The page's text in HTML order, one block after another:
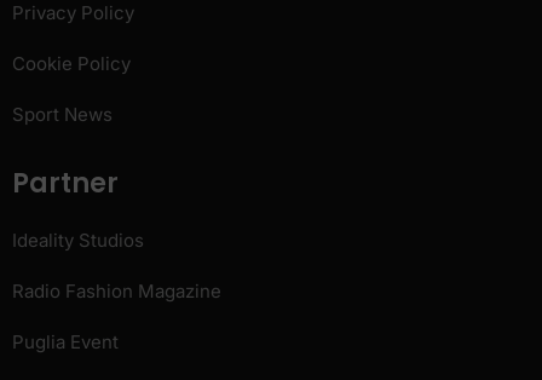
Privacy Policy
Cookie Policy
Sport News
Partner
Ideality Studios
Radio Fashion Magazine
Puglia Event